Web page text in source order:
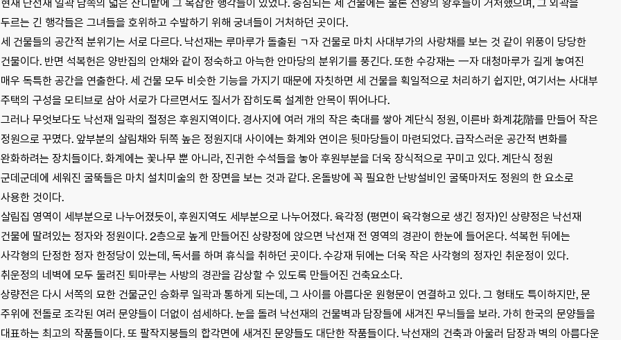
현재 난선재 일곽 남쪽의 넓은 잔디밭에 그 복잡한 행각들이 있었다. 중심되는 세 건물에는 물론 선왕의 왕후들이 거처했으며, 그 외곽을
두르는 긴 행각들은 그녀들을 호위하고 수발하기 위해 궁녀들이 거처하던 곳이다.
세 건물들의 공간적 분위기는 서로 다르다. 낙선재는 루마루가 돌출된 ㄱ자 건물로 마치 사대부가의 사랑채를 보는 것 같이 위풍이 당당한
건물이다. 반면 석복헌은 양반집의 안채와 같이 정숙하고 아늑한 안마당의 분위기를 풍긴다. 또한 수강재는 一자 대청마루가 길게 놓여진
매우 독특한 공간을 연출한다. 세 건물 모두 비슷한 기능을 가지기 때문에 자칫하면 세 건물을 획일적으로 처리하기 쉽지만, 여기서는 사대부
주택의 구성을 모티브로 삼아 서로가 다르면서도 질서가 잡히도록 설계한 안목이 뛰어나다.
그러나 무엇보다도 낙선재 일곽의 절정은 후원지역이다. 경사지에 여러 개의 작은 축대를 쌓아 계단식 정원, 이른바 화계花階를 만들어 작은
정원으로 꾸몄다. 앞부분의 살림채와 뒤쪽 높은 정원지대 사이에는 화계와 연이은 뒷마당들이 마련되었다. 급작스러운 공간적 변화를
완화하려는 장치들이다. 화계에는 꽃나무 뿐 아니라, 진귀한 수석들을 놓아 후원부분을 더욱 장식적으로 꾸미고 있다. 계단식 정원
군데군데에 세워진 굴뚝들은 마치 설치미술의 한 장면을 보는 것과 같다. 온돌방에 꼭 필요한 난방설비인 굴뚝마저도 정원의 한 요소로
사용한 것이다.
살림집 영역이 세부분으로 나누어졌듯이, 후원지역도 세부분으로 나누어졌다. 육각정 (평면이 육각형으로 생긴 정자)인 상량정은 낙선재
건물에 딸려있는 정자와 정원이다. 2층으로 높게 만들어진 상량정에 앉으면 낙선재 전 영역의 경관이 한눈에 들어온다. 석복헌 뒤에는
사각형의 단정한 정자 한정당이 있는데, 독서를 하며 휴식을 취하던 곳이다. 수강재 뒤에는 더욱 작은 사각형의 정자인 취운정이 있다.
취운정의 네벽에 모두 둘려진 퇴마루는 사방의 경관을 감상할 수 있도록 만들어진 건축요소다.
상량전은 다시 서쪽의 묘한 건물군인 승화루 일곽과 통하게 되는데, 그 사이를 아름다운 원형문이 연결하고 있다. 그 형태도 특이하지만, 문
주위에 전돌로 조각된 여러 문양들이 더없이 섬세하다. 눈을 돌려 낙선재의 건물벽과 담장들에 새겨진 무늬들을 보라. 가히 한국의 문양들을
대표하는 최고의 작품들이다. 또 팔작지붕들의 합각면에 새겨진 문양들도 대단한 작품들이다. 낙선재의 건축과 아울러 담장과 벽의 아름다운